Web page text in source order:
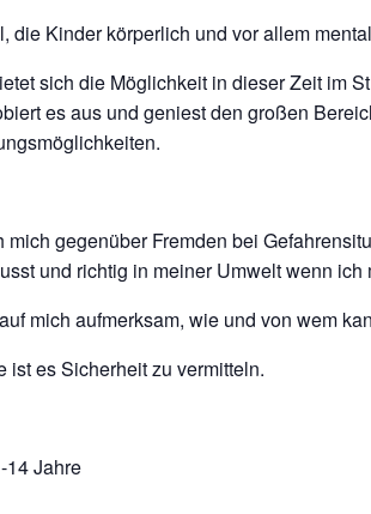
die Kinder körperlich und vor allem
sich die Möglichkeit in dieser Zeit im
es aus und geniest den großen
mich gegenüber Fremden bei
und richtig in meiner Umwelt wenn
mich aufmerksam, wie und von wem
ist es Sicherheit zu vermitteln.
14 Jahre